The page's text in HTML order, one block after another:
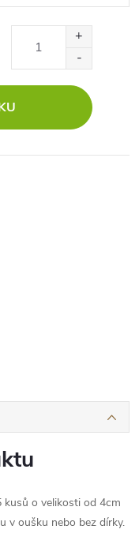
kusů o velikosti od 4cm
v oušku nebo bez dírky.